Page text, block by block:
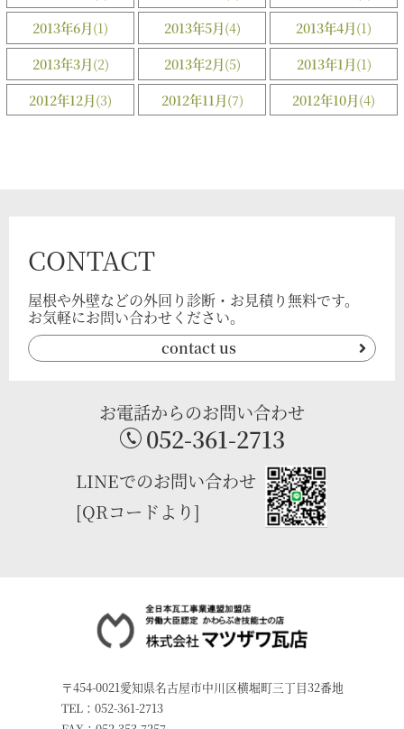
2013年6月(1) 2013年5月(4) 2013年4月(1)
2013年3月(2) 2013年2月(5) 2013年1月(1)
2012年12月(3) 2012年11月(7) 2012年10月(4)
CONTACT
屋根や外壁などの外回り診断・お見積り無料です。
お気軽にお問い合わせください。
contact us
お電話からのお問い合わせ
052-361-2713
LINEでのお問い合わせ
[QRコードより]
〒454-0021愛知県名古屋市中川区横堀町三丁目32番地
TEL：052-361-2713